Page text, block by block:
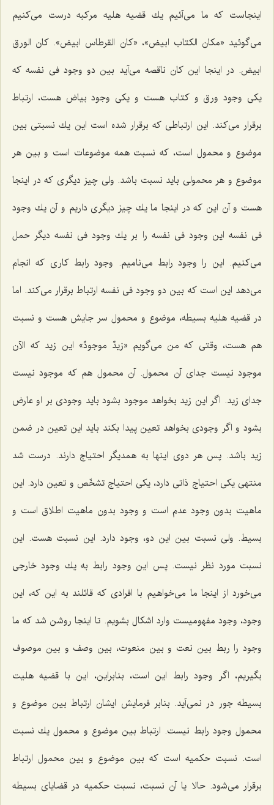
اینجاست كه ما مى‌آئیم یك قضیه هلیه مركبه درست مى‌كنیم
مى‌گوئید «مكان الكتاب ابیض»، «كان القرطاس ابیض». كان الورق
ابیض. در اینجا این كان ناقصه مى‌آید بین دو وجود فى نفسه كه
یكى وجود ورق و كتاب هست و یكى وجود بیاض هست، ارتباط
برقرار مى‌كند. این ارتباطى كه برقرار شده است این یك نسبتى بین
موضوع و محمول است، كه نسبت همه موضوعات است و بین هر
موضوع و هر محمولى باید نسبت باشد. ولى چیز دیگرى كه در اینجا
هست و آن این كه در اینجا ما یك چیز دیگرى داریم و آن یك وجود
فى نفسه این وجود فى نفسه را بر یك وجود فى نفسه دیگر حمل
مى‌كنیم. این را وجود رابط مى‌نامیم. وجود رابط كارى كه انجام
مى‌دهد این است كه بین دو وجود فى نفسه ارتباط برقرار مى‌كند. اما
در قضیه هلیه بسیطه، موضوع و محمول سر جایش هست و نسبت
هم هست، وقتى كه من مى‌گویم «زیدٌ موجودٌ» این زید كه الآن
موجود نیست جداى آن محمول. آن محمول هم كه موجود نیست
جداى زید. اگر این زید بخواهد موجود بشود باید وجودى بر او عارض
بشود و اگر وجودى بخواهد تعین پیدا بكند باید این تعین در ضمن
زید باشد. پس هر دوى اینها به همدیگر احتیاج دارند. درست شد
منتهى یكى احتیاج ذاتى دارد، یكى احتیاج تشخّص و تعین دارد. این
ماهیت بدون وجود عدم است و وجود بدون ماهیت اطلاق است و
بسیط. ولى نسبت بین این دو، وجود دارد. این نسبت هست. این
نسبت مورد نظر نیست. پس این وجود رابط به یك وجود خارجى
مى‌خورد از اینجا ما مى‌خواهیم با افرادى كه قائلند به این كه، این
وجود، وجود مفهومیست وارد اشكال بشویم. تا اینجا روشن شد كه ما
وجود را ربط بین نعت و بین منعوت، بین وصف و بین موصوف
بگیریم، اگر وجود رابط این است، بنابراین، این با قضیه هلیت
بسیطه جور در نمى‌آید. بنابر فرمایش ایشان ارتباط بین موضوع و
محمول وجود رابط نیست. ارتباط بین موضوع و محمول یك نسبت
است. نسبت حكمیه است كه بین موضوع و بین محمول ارتباط
برقرار مى‌شود. حالا یا آن نسبت، نسبت حكمیه در قضایاى بسیطه